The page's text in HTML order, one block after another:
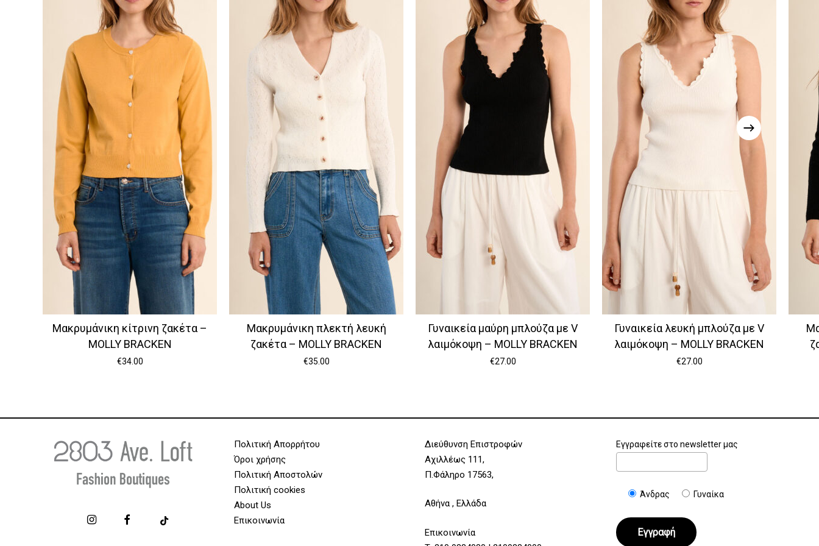
Μακρυμάνικη κίτρινη ζακέτα –
MOLLY BRACKEN
€34.00
Μακρυμάνικη πλεκτή λευκή
ζακέτα – MOLLY BRACKEN
€35.00
Γυναικεία μαύρη μπλούζα με V
λαιμόκοψη – MOLLY BRACKEN
€27.00
Γυναικεία λευκή μπλούζα με V
λαιμόκοψη – MOLLY BRACKEN
€27.00
Πολιτική Απορρήτου
Όροι χρήσης
Πολιτική Αποστολών
Πολιτική cookies
About Us
Επικοινωνία
Διεύθυνση Επιστροφών
Αχιλλέως 111,
Π.Φάληρο 17563,
Αθήνα , Ελλάδα
Επικοινωνία
Εγγραφείτε στο newsletter μας
Άνδρας Γυναίκα